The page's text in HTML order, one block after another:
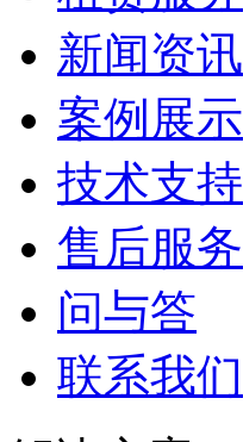
新闻资讯
案例展示
技术支持
售后服务
问与答
联系我们